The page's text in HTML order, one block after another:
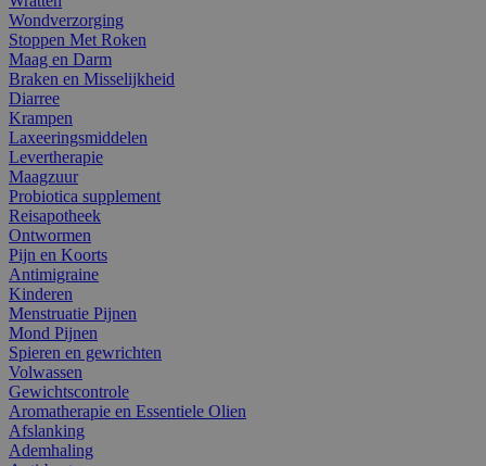
Wondverzorging
Stoppen Met Roken
Maag en Darm
Braken en Misselijkheid
Diarree
Krampen
Laxeeringsmiddelen
Levertherapie
Maagzuur
Probiotica supplement
Reisapotheek
Ontwormen
Pijn en Koorts
Antimigraine
Kinderen
Menstruatie Pijnen
Mond Pijnen
Spieren en gewrichten
Volwassen
Gewichtscontrole
Aromatherapie en Essentiele Olien
Afslanking
Ademhaling